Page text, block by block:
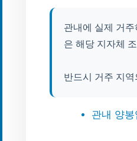
관내에 실제 거
은 해당 지자체
반드시 거주 지
관내 양